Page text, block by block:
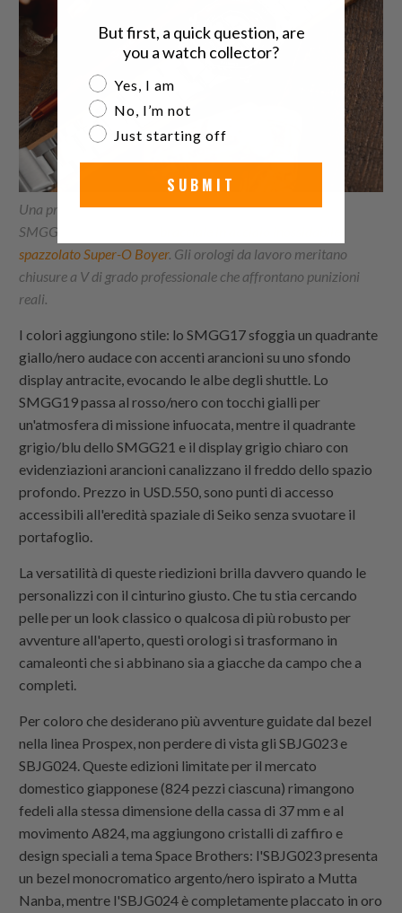
Una presenza seria al polso irradia dalla riedizione Seiko
SMGG19P1 Rotocall su
spazzolato Super-O Boyer. Gli orologi da lavoro meritano
chiusure a V di grado professionale che affrontano punizioni
reali.
I colori aggiungono stile: lo SMGG17 sfoggia un quadrante
giallo/nero audace con accenti arancioni su uno sfondo
display antracite, evocando le albe degli shuttle. Lo
SMGG19 passa al rosso/nero con tocchi gialli per
un'atmosfera di missione infuocata, mentre il quadrante
grigio/blu dello SMGG21 e il display grigio chiaro con
evidenziazioni arancioni canalizzano il freddo dello spazio
profondo. Prezzo in USD.550, sono punti di accesso
accessibili all'eredità spaziale di Seiko senza svuotare il
portafoglio.
La versatilità di queste riedizioni brilla davvero quando le
personalizzi con il cinturino giusto. Che tu stia cercando
pelle per un look classico o qualcosa di più robusto per
avventure all'aperto, questi orologi si trasformano in
camaleonti che si abbinano sia a giacche da campo che a
completi.
Per coloro che desiderano più avventure guidate dal bezel
nella linea Prospex, non perdere di vista gli SBJG023 e
SBJG024. Queste edizioni limitate per il mercato
domestico giapponese (824 pezzi ciascuna) rimangono
fedeli alla stessa dimensione della cassa di 37 mm e al
movimento A824, ma aggiungono cristalli di zaffiro e
design speciali a tema Space Brothers: l'SBJG023 presenta
un bezel monocromatico argento/nero ispirato a Mutta
Nanba, mentre l'SBJG024 è completamente placcato in oro
But first, a quick question, are
you a watch collector?
Are you a watch collector?
Yes, I am
No, I’m not
Just starting off
SUBMIT